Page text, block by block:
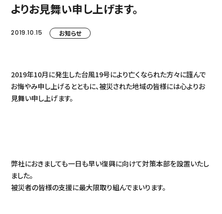
よりお見舞い申し上げます。
2019.10.15 お知らせ
2019年10月に発生した台風19号により亡くなられた方々に謹んで
お悔やみ申し上げるとともに、被災された地域の皆様には心よりお
見舞い申し上げます。
弊社におきましても一日も早い復興に向けて対策本部を設置いたし
ました。
被災者の皆様の支援に最大限取り組んでまいります。